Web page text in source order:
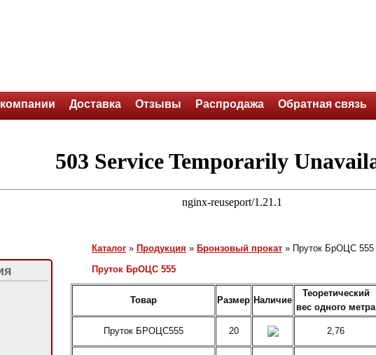
Доставка Отзывы Распродажа Обратная связь
Каталог » Продукция » Бронзовый прокат » Пруток БрОЦС 555
Пруток БрОЦС 555
Товар Размер Наличие
Теоретический
вес одного метра
Пруток БРОЦС555 20 2,76